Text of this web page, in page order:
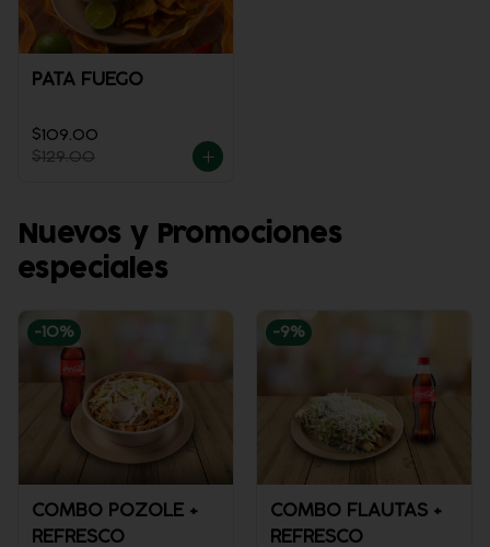
PATA FUEGO
$109.00
$129.00
Nuevos y Promociones
especiales
-10%
COMBO POZOLE +
REFRESCO
-9%
COMBO FLAUTAS +
REFRESCO